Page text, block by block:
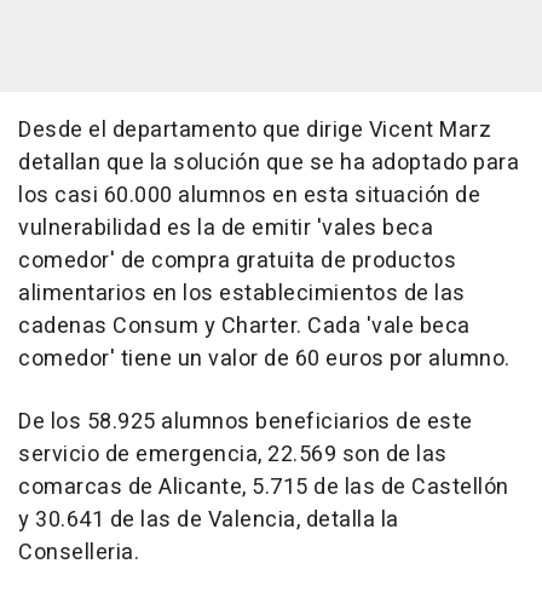
Desde el departamento que dirige Vicent Marz
detallan que la solución que se ha adoptado para
los casi 60.000 alumnos en esta situación de
vulnerabilidad es la de emitir 'vales beca
comedor' de compra gratuita de productos
alimentarios en los establecimientos de las
cadenas Consum y Charter. Cada 'vale beca
comedor' tiene un valor de 60 euros por alumno.
De los 58.925 alumnos beneficiarios de este
servicio de emergencia, 22.569 son de las
comarcas de Alicante, 5.715 de las de Castellón
y 30.641 de las de Valencia, detalla la
Conselleria.